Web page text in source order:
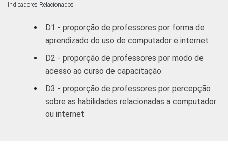
REGIÃO
Norte /
Centro-
Oeste
Nordeste 7
Indicadores Relacionados
D1 - proporção de professores por forma de
aprendizado do uso de computador e internet
D2 - proporção de professores por modo de
acesso ao curso de capacitação
D3 - proporção de professores por percepção
sobre as habilidades relacionadas a computador
ou internet